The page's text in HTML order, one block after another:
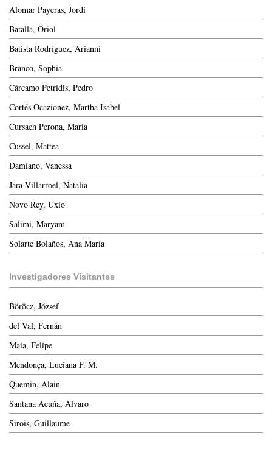
Alomar Payeras, Jordi
Batalla, Oriol
Batista Rodríguez, Arianni
Branco, Sophia
Cárcamo Petridis, Pedro
Cortés Ocazionez, Martha Isabel
Cursach Perona, Maria
Cussel, Mattea
Damiano, Vanessa
Jara Villarroel, Natalia
Novo Rey, Uxío
Salimi, Maryam
Solarte Bolaños, Ana María
Investigadores Visitantes
Böröcz, József
del Val, Fernán
Maia, Felipe
Mendonça, Luciana F. M.
Quemin, Alain
Santana Acuña, Álvaro
Sirois, Guillaume